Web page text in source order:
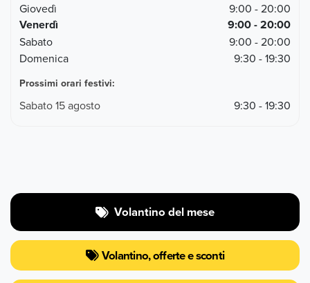
Giovedì
9:00 - 20:00
Venerdì 9:00 - 20:00
Sabato
9:00 - 20:00
Domenica
9:30 - 19:30
Prossimi orari festivi:
Sabato 15 agosto 9:30 - 19:30
Volantino del mese
Volantino, offerte e sconti